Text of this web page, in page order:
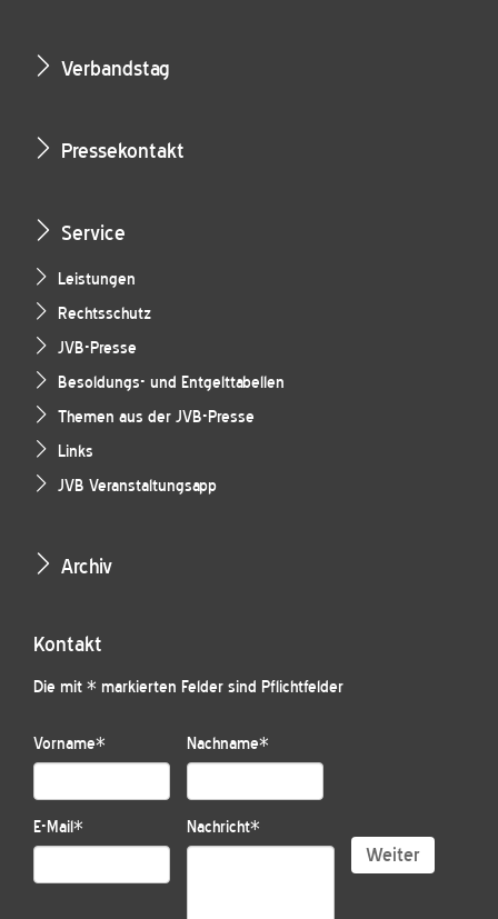
Verbandstag
Pressekontakt
Service
Leistungen
Rechtsschutz
JVB-Presse
Besoldungs- und Entgelttabellen
Themen aus der JVB-Presse
Links
JVB Veranstaltungsapp
Archiv
Kontakt
Die mit * markierten Felder sind Pflichtfelder
Vorname* Nachname*
E-Mail* Nachricht*
Weiter